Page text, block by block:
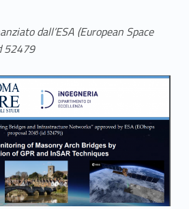
dall’ESA (European Space
52479